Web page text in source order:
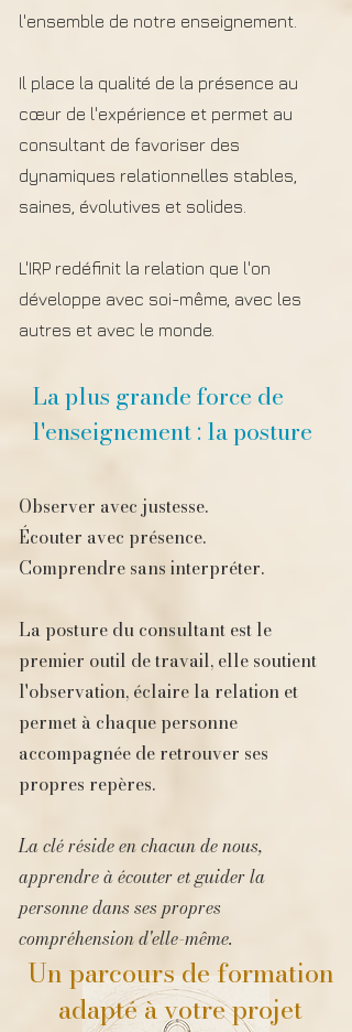
l'ensemble de notre enseignement.
Il place la qualité de la présence au
cœur de l'expérience et permet au
consultant de favoriser des
dynamiques relationnelles stables,
saines, évolutives et solides.
L'IRP redéfinit la relation que l'on
développe avec soi-même, avec les
autres et avec le monde.
La plus grande force de
l'enseignement : la posture
Observer avec justesse.
Écouter avec présence.
Comprendre sans interpréter.
La posture du consultant est le
premier outil de travail, elle soutient
l'observation, éclaire la relation et
permet à chaque personne
accompagnée de retrouver ses
propres repères.
La clé réside en chacun de nous,
apprendre à écouter et guider la
personne dans ses propres
compréhension d'elle-même.
Un parcours de formation
adapté à votre projet